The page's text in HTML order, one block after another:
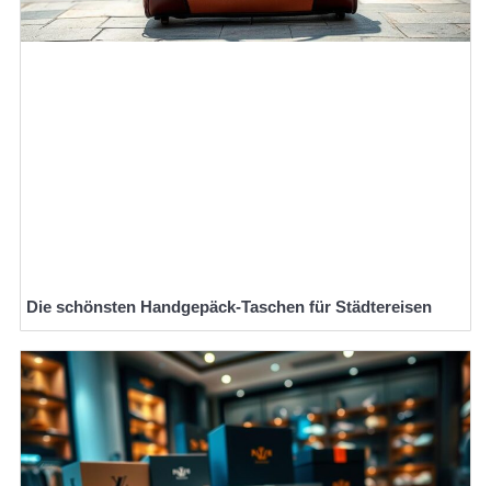
Die schönsten Handgepäck-Taschen für Städtereisen